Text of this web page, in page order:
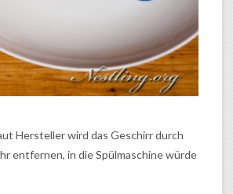
Hersteller wird das Geschirr durch
entfernen, in die Spülmaschine würde